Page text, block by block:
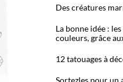
Des créatures
La bonne idée :
couleurs, grâce
12 tatouages à
Sortezles pour un